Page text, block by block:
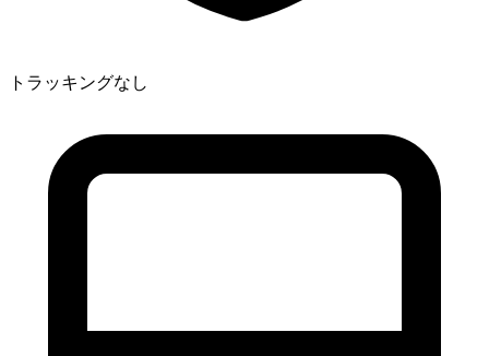
トラッキングなし